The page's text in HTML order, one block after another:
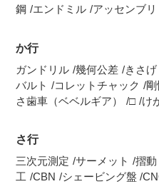
鋼 エンドミル アッセンブリ
か行
ガンドリル 幾何公差 きさげ
バルト
コレットチャック 剛
さ歯車（ベベルギア）
□ け
さ行
三次元測定 サーメット 摺動
工 CBN シェービング盤